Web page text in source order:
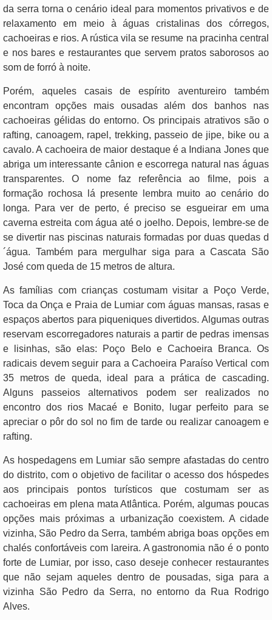
da serra torna o cenário ideal para momentos privativos e de
relaxamento em meio à águas cristalinas dos córregos,
cachoeiras e rios. A rústica vila se resume na pracinha central
e nos bares e restaurantes que servem pratos saborosos ao
som de forró à noite.
Porém, aqueles casais de espírito aventureiro também
encontram opções mais ousadas além dos banhos nas
cachoeiras gélidas do entorno. Os principais atrativos são o
rafting, canoagem, rapel, trekking, passeio de jipe, bike ou a
cavalo. A cachoeira de maior destaque é a Indiana Jones que
abriga um interessante cânion e escorrega natural nas águas
transparentes. O nome faz referência ao filme, pois a
formação rochosa lá presente lembra muito ao cenário do
longa. Para ver de perto, é preciso se esgueirar em uma
caverna estreita com água até o joelho. Depois, lembre-se de
se divertir nas piscinas naturais formadas por duas quedas d
´água. Também para mergulhar siga para a Cascata São
José com queda de 15 metros de altura.
As famílias com crianças costumam visitar a Poço Verde,
Toca da Onça e Praia de Lumiar com águas mansas, rasas e
espaços abertos para piqueniques divertidos. Algumas outras
reservam escorregadores naturais a partir de pedras imensas
e lisinhas, são elas: Poço Belo e Cachoeira Branca. Os
radicais devem seguir para a Cachoeira Paraíso Vertical com
35 metros de queda, ideal para a prática de cascading.
Alguns passeios alternativos podem ser realizados no
encontro dos rios Macaé e Bonito, lugar perfeito para se
apreciar o pôr do sol no fim de tarde ou realizar canoagem e
rafting.
As hospedagens em Lumiar são sempre afastadas do centro
do distrito, com o objetivo de facilitar o acesso dos hóspedes
aos principais pontos turísticos que costumam ser as
cachoeiras em plena mata Atlântica. Porém, algumas poucas
opções mais próximas a urbanização coexistem. A cidade
vizinha, São Pedro da Serra, também abriga boas opções em
chalés confortáveis com lareira. A gastronomia não é o ponto
forte de Lumiar, por isso, caso deseje conhecer restaurantes
que não sejam aqueles dentro de pousadas, siga para a
vizinha São Pedro da Serra, no entorno da Rua Rodrigo
Alves.